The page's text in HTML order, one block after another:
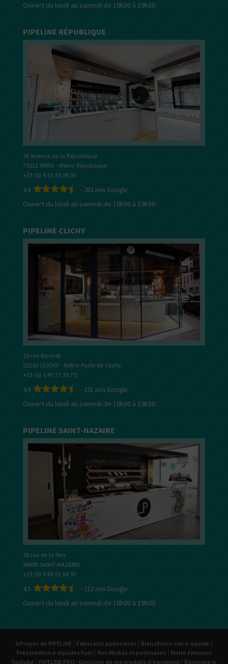
Ouvert du lundi au samedi de 10h30 à 19h30
PIPELINE RÉPUBLIQUE
20 Avenue de la République
75011 PARIS - Métro République
+33 (0) 9 51 35 99 36
4.8 - 203 avis Google
Ouvert du lundi au samedi de 10h30 à 19h30
PIPELINE CLICHY
10 rue Bonnet
92110 CLICHY - Métro Porte de Clichy
+33 (0) 1 47 37 33 75
4.9 - 151 avis Google
Ouvert du lundi au samedi de 10h30 à 19h30
PIPELINE SAINT-NAZAIRE
28 rue de la Paix
44600 SAINT-NAZAIRE
+33 (0) 9 83 01 64 97
4.5 - 112 avis Google
Ouvert du lundi au samedi de 10h00 à 19h00
A Propos de PIPELINE | Fabricants partenaires | Bien choisir son e-liquide |
Présentation e-liquides Fuel | Nos Medias et partenaires | Notre émission
Youtube | PIPELINE PRO : Grossiste de vos produits d'exception | Rejoindre le